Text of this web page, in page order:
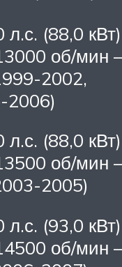
л.с. (88,0 кВт)
об/мин –
2002,
2006)
л.с. (88,0 кВт)
об/мин –
2005)
л.с. (93,0 кВт)
об/мин –